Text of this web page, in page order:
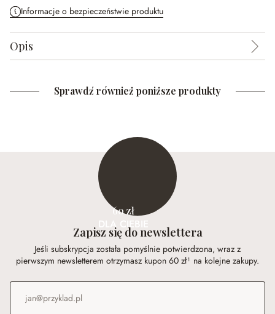
Informacje o bezpieczeństwie produktu
Opis
Sprawdź również poniższe produkty
60 zł
DLA CIEBIE
Zapisz się do newslettera
Jeśli subskrypcja została pomyślnie potwierdzona, wraz z
pierwszym newsletterem otrzymasz kupon 60 zł¹ na kolejne zakupy.
Adres e-mail